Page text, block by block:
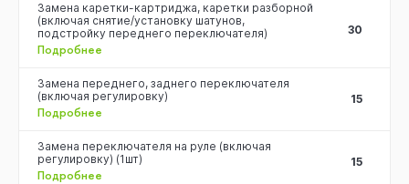
Замена каретки-картриджа, каретки разборной
(включая снятие/установку шатунов,
подстройку переднего переключателя)
Подробнее
30
Замена переднего, заднего переключателя
(включая регулировку)
Подробнее
15
Замена переключателя на руле (включая
регулировку) (1шт)
Подробнее
15